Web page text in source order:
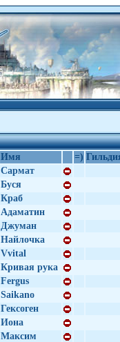
Имя =)
Сармат
Буcя
Краб
Адаматин
Джуман
Найлочка
Vvital
Кривая рука
Fergus
Saikano
Гексоген
Иона
Максим